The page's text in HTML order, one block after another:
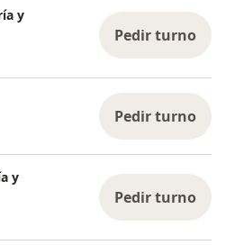
y
Pedir turno
Pedir turno
y
Pedir turno